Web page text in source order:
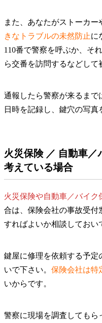
また、あなたがストーカー
きなトラブルの未然防止に
110番で警察を呼ぶか、そ
ら交番を訪問するなどして
通報したら警察が来るまで
日時を記録し、鍵穴の写真
火災保険 ／ 自動車
考えている場合
火災保険や自動車／バイク
合は、保険会社の事故受
すればよいか相談しておい
鍵屋に修理を依頼する予定
いで下さい。 保険会社は特
いからです。
警察に現場を調査してもら